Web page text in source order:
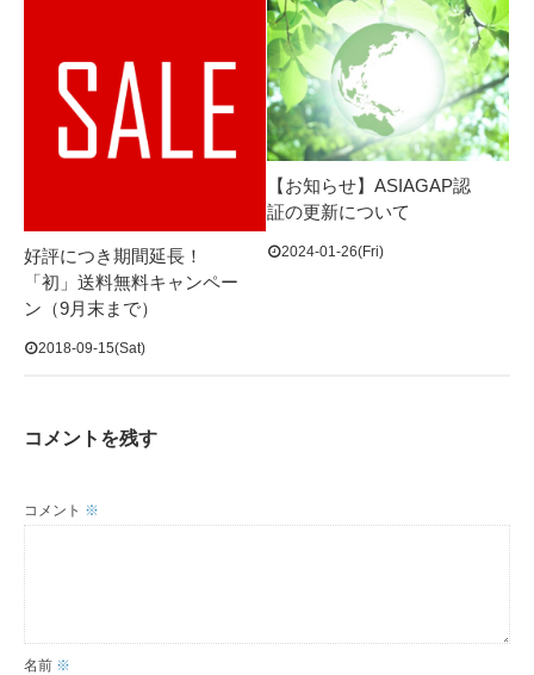
好評につき期間延長！
「初」送料無料キャンペー
ン（9月末まで）
2018-09-15(Sat)
【お知らせ】ASIAGAP認
証の更新について
2024-01-26(Fri)
コメントを残す
コメント ※
名前 ※